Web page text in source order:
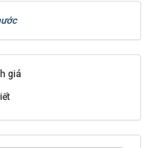
giá